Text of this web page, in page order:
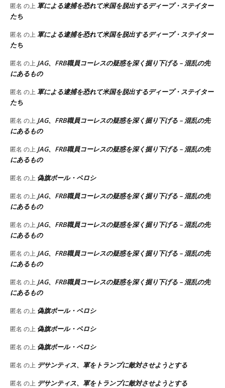
匿名 の上 軍による逮捕を恐れて米国を脱出するディープ・ステイター
たち
匿名 の上 軍による逮捕を恐れて米国を脱出するディープ・ステイター
たち
匿名 の上 JAG、FRB職員コーレスの疑惑を深く掘り下げる – 混乱の先
にあるもの
匿名 の上 軍による逮捕を恐れて米国を脱出するディープ・ステイター
たち
匿名 の上 JAG、FRB職員コーレスの疑惑を深く掘り下げる – 混乱の先
にあるもの
匿名 の上 JAG、FRB職員コーレスの疑惑を深く掘り下げる – 混乱の先
にあるもの
匿名 の上 偽旗ポール・ペロシ
匿名 の上 JAG、FRB職員コーレスの疑惑を深く掘り下げる – 混乱の先
にあるもの
匿名 の上 JAG、FRB職員コーレスの疑惑を深く掘り下げる – 混乱の先
にあるもの
匿名 の上 JAG、FRB職員コーレスの疑惑を深く掘り下げる – 混乱の先
にあるもの
匿名 の上 JAG、FRB職員コーレスの疑惑を深く掘り下げる – 混乱の先
にあるもの
匿名 の上 偽旗ポール・ペロシ
匿名 の上 偽旗ポール・ペロシ
匿名 の上 偽旗ポール・ペロシ
匿名 の上 デサンティス、軍をトランプに敵対させようとする
匿名 の上 デサンティス、軍をトランプに敵対させようとする